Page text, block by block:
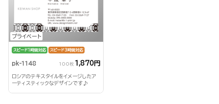
プライベート
スピード1時間対応 スピード3時間対応
pk-1148 100枚 1,870円
ロシアのテキスタイルをイメージしたア
ーティスティックなデザインです♪